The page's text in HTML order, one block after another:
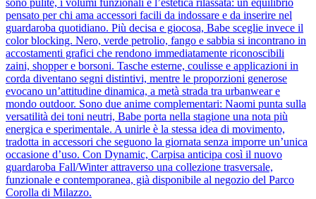
pensato per chi ama accessori facili da indossare e da inserire nel
guardaroba quotidiano. Più decisa e giocosa, Babe sceglie invece il
color blocking. Nero, verde petrolio, fango e sabbia si incontrano in
accostamenti grafici che rendono immediatamente riconoscibili
zaini, shopper e borsoni. Tasche esterne, coulisse e applicazioni in
corda diventano segni distintivi, mentre le proporzioni generose
evocano un’attitudine dinamica, a metà strada tra urbanwear e
mondo outdoor. Sono due anime complementari: Naomi punta sulla
versatilità dei toni neutri, Babe porta nella stagione una nota più
energica e sperimentale. A unirle è la stessa idea di movimento,
tradotta in accessori che seguono la giornata senza imporre un’unica
occasione d’uso. Con Dynamic, Carpisa anticipa così il nuovo
guardaroba Fall/Winter attraverso una collezione trasversale,
funzionale e contemporanea, già disponibile al negozio del Parco
Corolla di Milazzo.